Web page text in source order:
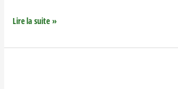
Lire la suite »